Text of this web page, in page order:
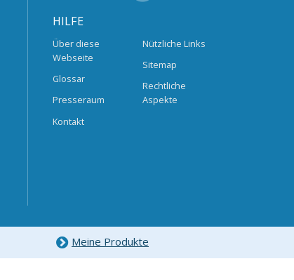
HILFE
Über diese
Webseite
Glossar
Presseraum
Kontakt
Nützliche Links
Sitemap
Rechtliche
Aspekte
Meine Produkte